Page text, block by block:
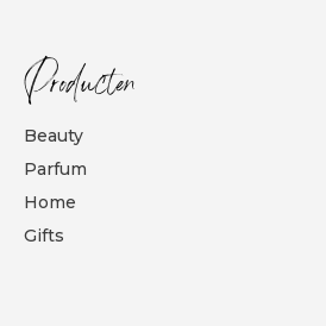
Producten
Beauty
Parfum
Home
Gifts